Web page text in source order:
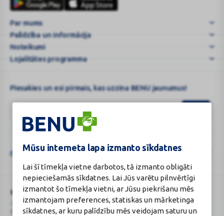
Mūsu interneta lapa izmanto sīkdatnes
Lai šī tīmekļa vietne darbotos, tā izmanto obligāti
nepieciešamās sīkdatnes. Lai Jūs varētu pilnvērtīgi
izmantot šo tīmekļa vietni, ar Jūsu piekrišanu mēs
izmantojam preferences, statiskas un mārketinga
sīkdatnes, ar kuru palīdzību mēs veidojam saturu un
B3
serums
30ml
|
BENU.LV
–
karte
Par mums
Palīdzība un informācija
Noteikumi
Lojalitātes programma
Piesakies un esi pirmais, kas uzzina BENU jaunumus!
Google
reCAPTCHA
Šo vietni aizsargā „reCAPTCHA“, un uz to attiecas „Google“
BENU Aptieka Latvija, SIA
Juridiskā adrese / Faktiskā adrese:
Noliktavu iela 5, Dreiliņi, Stopiņu
Licence
Licences numurs: A00010
E-aptiekas kontakti